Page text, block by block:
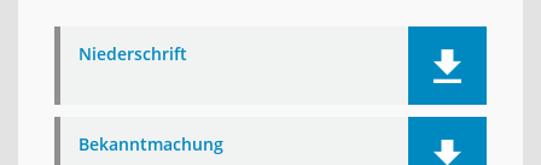
Niederschrift
Bekanntmachung